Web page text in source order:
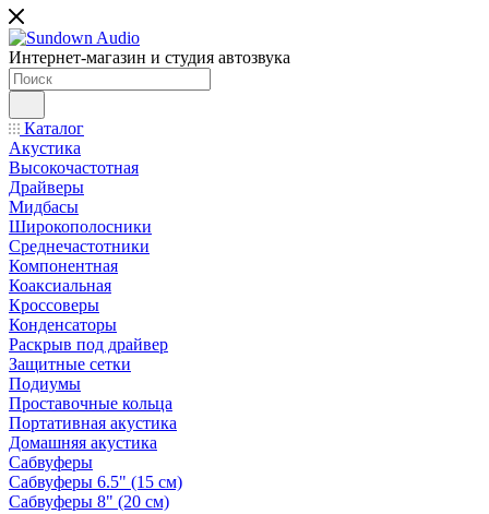
Интернет-магазин и студия автозвука
Каталог
Акустика
Высокочастотная
Драйверы
Мидбасы
Широкополосники
Среднечастотники
Компонентная
Коаксиальная
Кроссоверы
Конденсаторы
Раскрыв под драйвер
Защитные сетки
Подиумы
Проставочные кольца
Портативная акустика
Домашняя акустика
Сабвуферы
Сабвуферы 6.5" (15 см)
Сабвуферы 8" (20 см)